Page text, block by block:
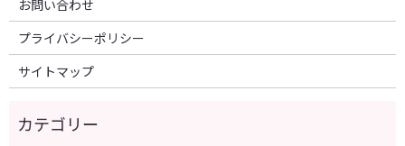
お問い合わせ
プライバシーポリシー
サイトマップ